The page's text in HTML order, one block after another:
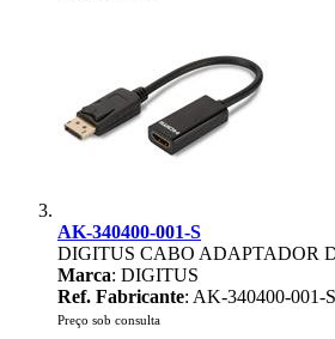
AK-340400-001-S
DIGITUS CABO ADAPTADOR
Marca: DIGITUS
Ref. Fabricante: AK-340400-001-S
Preço sob consulta